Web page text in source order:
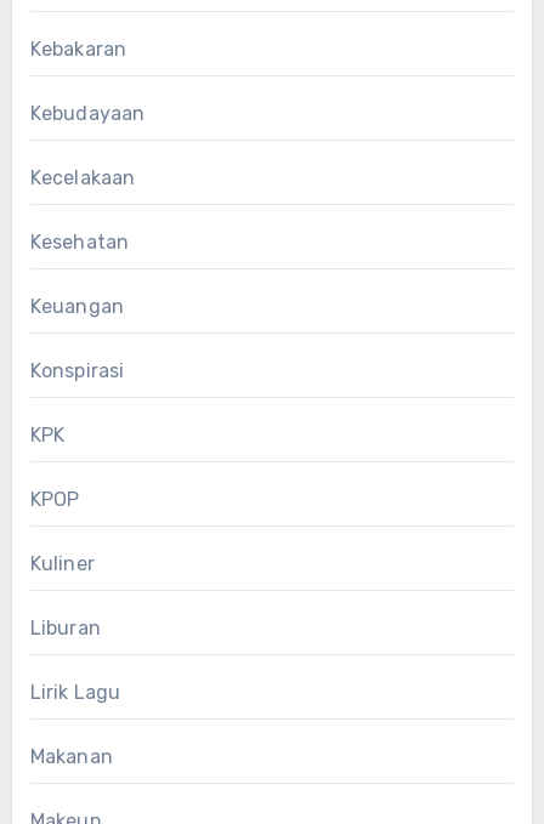
Kebakaran
Kebudayaan
Kecelakaan
Kesehatan
Keuangan
Konspirasi
KPK
KPOP
Kuliner
Liburan
Lirik Lagu
Makanan